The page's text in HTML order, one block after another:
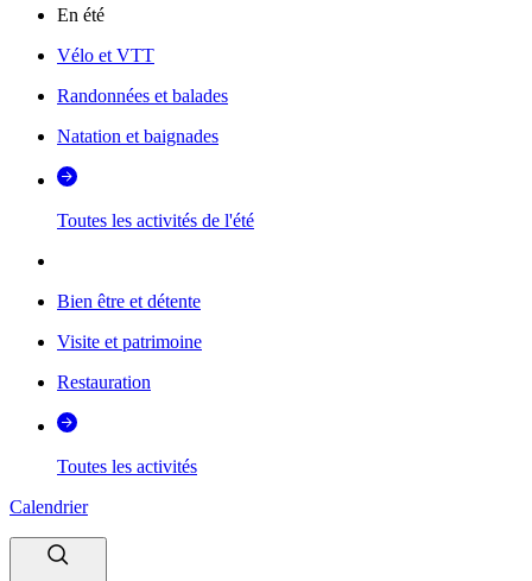
En été
Vélo et VTT
Randonnées et balades
Natation et baignades
Toutes les activités de l'été
Bien être et détente
Visite et patrimoine
Restauration
Toutes les activités
Calendrier